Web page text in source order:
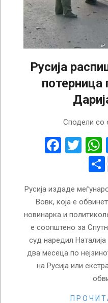
Русија
потерница
Сподели со
Русија издаде
Вовк, која е
новинарка и
е соопштено за
суд наредил
два месеца по
на Русија или